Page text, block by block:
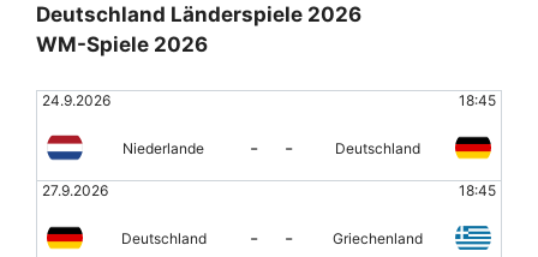
Deutschland Länderspiele 2026
WM-Spiele 2026
24.9.2026 18:45
Niederlande - - Deutschland
27.9.2026 18:45
Deutschland - - Griechenland